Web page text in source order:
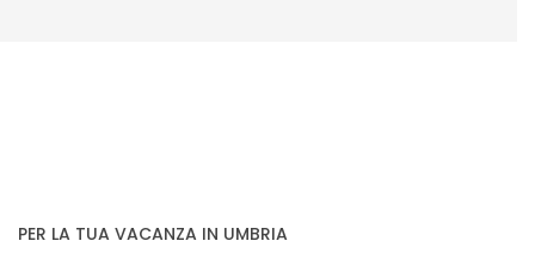
PER LA TUA VACANZA IN UMBRIA